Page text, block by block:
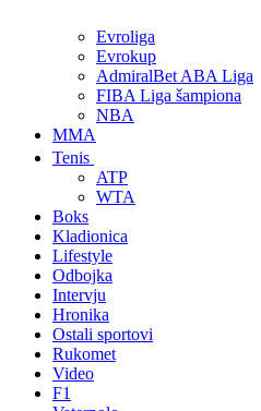
Evroliga
Evrokup
AdmiralBet ABA Liga
FIBA Liga šampiona
NBA
MMA
Tenis
ATP
WTA
Boks
Kladionica
Lifestyle
Odbojka
Intervju
Hronika
Ostali sportovi
Rukomet
Video
F1